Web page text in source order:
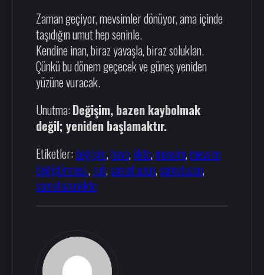
Zaman geçiyor, mevsimler dönüyor, ama içinde
taşıdığın umut hep seninle.
Kendine inan, biraz yavaşla, biraz soluklan.
Çünkü bu dönem geçecek ve güneş yeniden
yüzüne vuracak.
Unutma:Değişim, bazen kaybolmak
değil; yeniden başlamaktır.
Etiketler:değişim,hava,kktc,mevsim,mevsim
değiştirmesi.,ruh,samet uzun,sametuzun,
sametuzunkktc